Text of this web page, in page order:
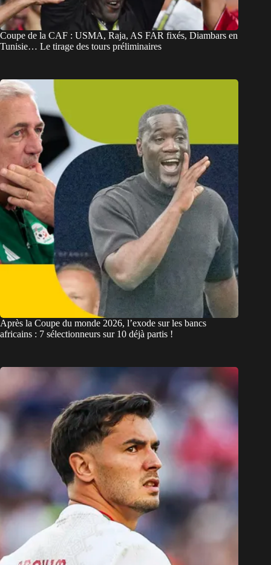
Coupe de la CAF : USMA, Raja, AS FAR fixés, Diambars en
Tunisie… Le tirage des tours préliminaires
Après la Coupe du monde 2026, l’exode sur les bancs
africains : 7 sélectionneurs sur 10 déjà partis !